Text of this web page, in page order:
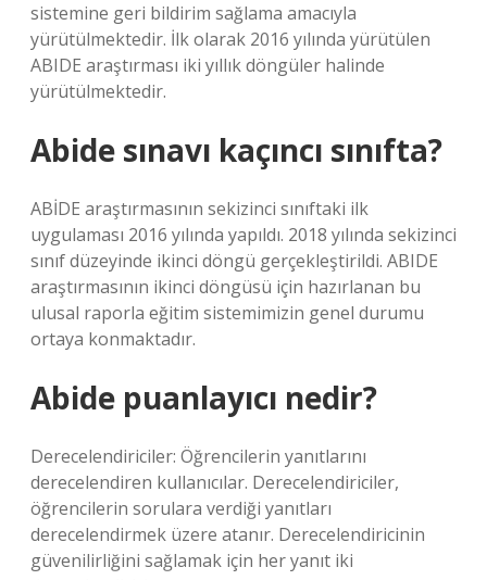
sistemine geri bildirim sağlama amacıyla
yürütülmektedir. İlk olarak 2016 yılında yürütülen
ABIDE araştırması iki yıllık döngüler halinde
yürütülmektedir.
Abide sınavı kaçıncı sınıfta?
ABİDE araştırmasının sekizinci sınıftaki ilk
uygulaması 2016 yılında yapıldı. 2018 yılında sekizinci
sınıf düzeyinde ikinci döngü gerçekleştirildi. ABIDE
araştırmasının ikinci döngüsü için hazırlanan bu
ulusal raporla eğitim sistemimizin genel durumu
ortaya konmaktadır.
Abide puanlayıcı nedir?
Derecelendiriciler: Öğrencilerin yanıtlarını
derecelendiren kullanıcılar. Derecelendiriciler,
öğrencilerin sorulara verdiği yanıtları
derecelendirmek üzere atanır. Derecelendiricinin
güvenilirliğini sağlamak için her yanıt iki